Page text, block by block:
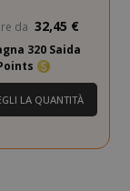
da 32,45 €
320 Saida
LA QUANTITÀ
Google